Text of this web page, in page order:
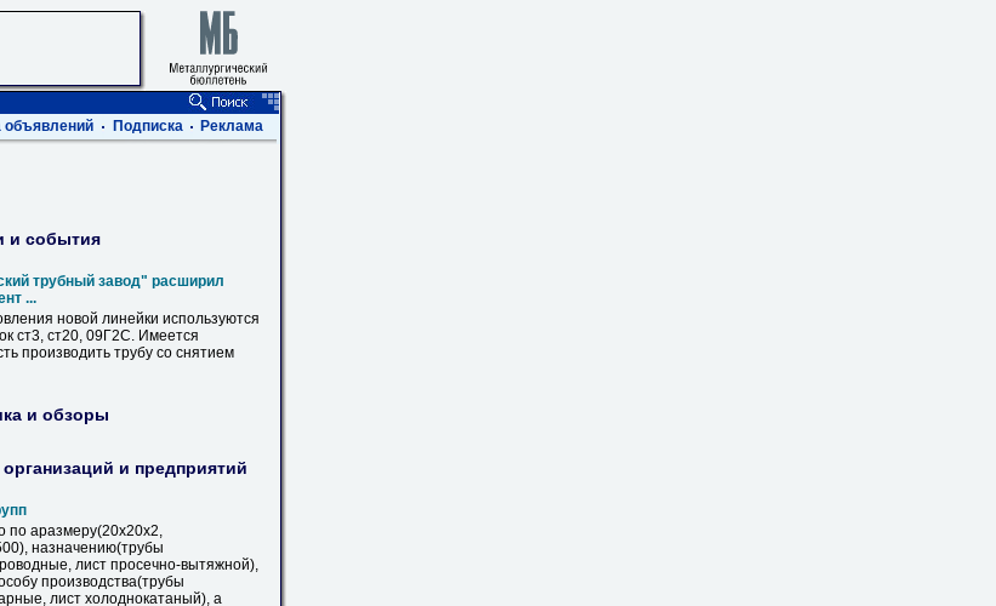
объявлений Подписка Реклама
и события
трубный завод" расширил
...
новой линейки используются
ст3, ст20, 09Г2С. Имеется
производить трубу со снятием
и обзоры
организаций и предприятий
по аразмеру(20х20х2,
назначению(трубы
лист просечно-вытяжной),
производства(трубы
лист холоднокатаный), а